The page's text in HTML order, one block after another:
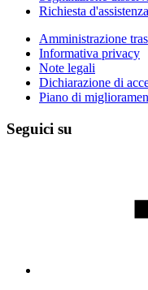
Richiesta d'assistenza
Amministrazione
Informativa privacy
Note legali
Dichiarazione di
Piano di
Seguici su